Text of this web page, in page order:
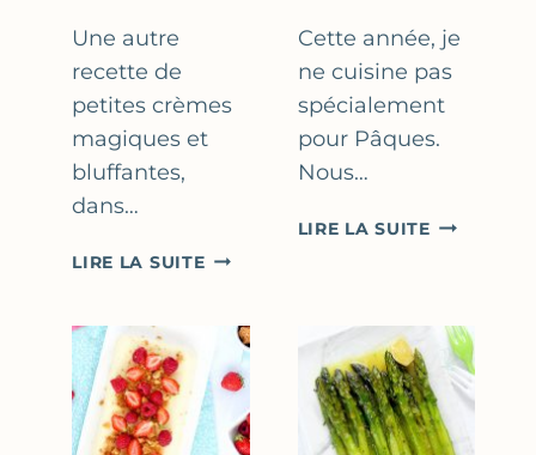
Une autre
recette de
petites crèmes
magiques et
bluffantes,
dans…
LIRE LA SUITECRÈMES
FRAISE
YAOURT
GREC
Cette année, je
ne cuisine pas
spécialement
pour Pâques.
Nous…
LIRE LA SUITERECETTES